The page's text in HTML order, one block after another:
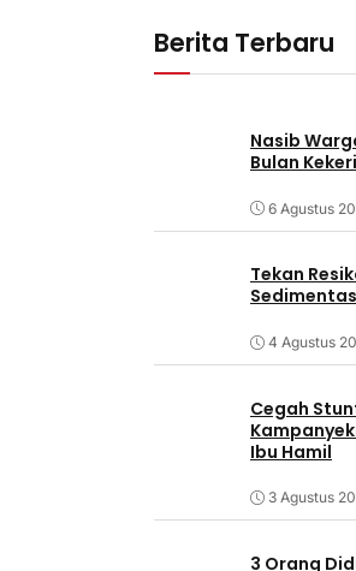
Berita Terbaru
Nasib
Bulan
6 Agustus
Tekan
4 Agustus
Cegah
Ibu Hamil
3 Agustus
3 Orang